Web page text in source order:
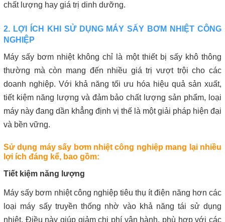
chất lượng hay giá trị dinh dưỡng.
2. LỢI ÍCH KHI SỬ DỤNG MÁY SẤY BƠM NHIỆT CÔNG
NGHIỆP
Máy sấy bơm nhiệt không chỉ là một thiết bị sấy khô thông
thường mà còn mang đến nhiều giá trị vượt trội cho các
doanh nghiệp. Với khả năng tối ưu hóa hiệu quả sản xuất,
tiết kiệm năng lượng và đảm bảo chất lượng sản phẩm, loại
máy này đang dần khẳng định vị thế là một giải pháp hiện đại
và bền vững.
Sử dụng máy sấy bơm nhiệt công nghiệp mang lại nhiều
lợi ích đáng kể, bao gồm:
Tiết kiệm năng lượng
Máy sấy bơm nhiệt công nghiệp tiêu thụ ít điện năng hơn các
loại máy sấy truyền thống nhờ vào khả năng tái sử dụng
nhiệt. Điều này giúp giảm chi phí vận hành, phù hợp với các